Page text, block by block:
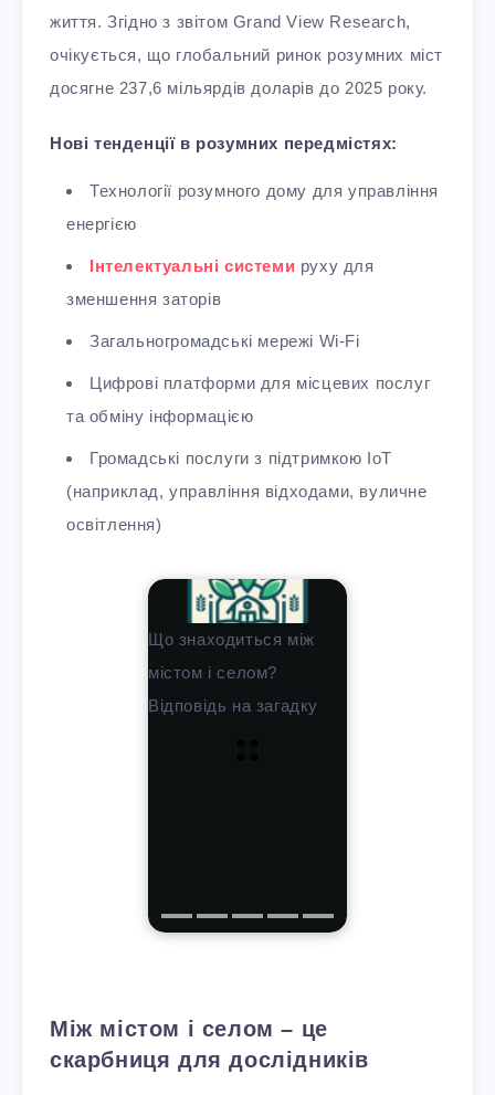
життя. Згідно з звітом Grand View Research,
очікується, що глобальний ринок розумних міст
досягне 237,6 мільярдів доларів до 2025 року.
Нові тенденції в розумних передмістях:
Технології розумного дому для управління
енергією
Інтелектуальні системи руху для
зменшення заторів
Загальногромадські мережі Wi-Fi
Цифрові платформи для місцевих послуг
та обміну інформацією
Громадські послуги з підтримкою IoT
(наприклад, управління відходами, вуличне
освітлення)
Що знаходиться між
містом і селом?
Відповідь на загадку
Між містом і селом – це
скарбниця для дослідників